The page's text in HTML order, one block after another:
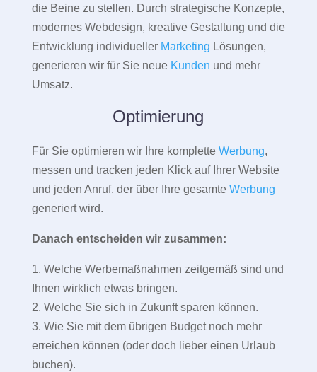
die Beine zu stellen. Durch strategische Konzepte,
modernes Webdesign, kreative Gestaltung und die
Entwicklung individueller Marketing Lösungen,
generieren wir für Sie neue Kunden und mehr
Umsatz.
Optimierung
Für Sie optimieren wir Ihre komplette Werbung,
messen und tracken jeden Klick auf Ihrer Website
und jeden Anruf, der über Ihre gesamte Werbung
generiert wird.
Danach entscheiden wir zusammen:
1. Welche Werbemaßnahmen zeitgemäß sind und
Ihnen wirklich etwas bringen.
2. Welche Sie sich in Zukunft sparen können.
3. Wie Sie mit dem übrigen Budget noch mehr
erreichen können (oder doch lieber einen Urlaub
buchen).